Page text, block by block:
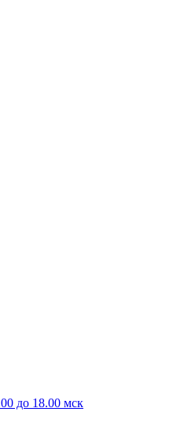
до 18.00 мск